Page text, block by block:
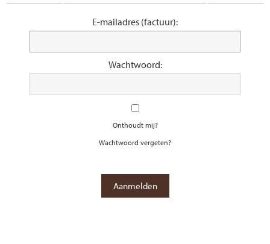
E-mailadres (factuur):
Wachtwoord:
Onthoudt mij?
Wachtwoord vergeten?